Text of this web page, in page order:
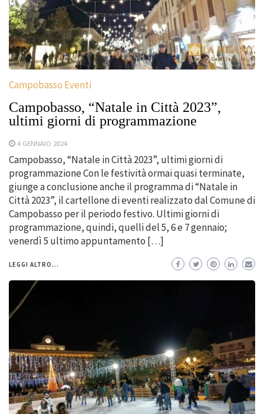
Campobasso Eventi
Campobasso, “Natale in Città 2023”,
ultimi giorni di programmazione
4 GENNAIO 2024
Campobasso, “Natale in Città 2023”, ultimi giorni di
programmazione Con le festività ormai quasi terminate,
giunge a conclusione anche il programma di “Natale in
Città 2023”, il cartellone di eventi realizzato dal Comune di
Campobasso per il periodo festivo. Ultimi giorni di
programmazione, quindi, quelli del 5, 6 e 7 gennaio;
venerdì 5 ultimo appuntamento […]
LEGGI ALTRO...